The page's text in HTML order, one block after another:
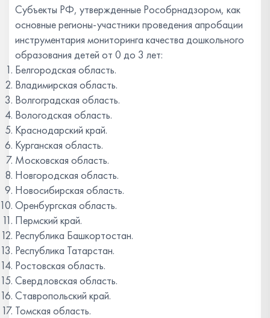
Субъекты РФ, утвержденные Рособрнадзором, как
основные регионы-участники проведения апробации
инструментария мониторинга качества дошкольного
образования детей от 0 до 3 лет:
Белгородская область.
Владимирская область.
Волгоградская область.
Вологодская область.
Краснодарский край.
Курганская область.
Московская область.
Новгородская область.
Новосибирская область.
Оренбургская область.
Пермский край.
Республика Башкортостан.
Республика Татарстан.
Ростовская область.
Свердловская область.
Ставропольский край.
Томская область.